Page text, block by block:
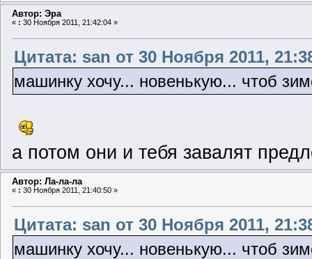
Автор: Эра
« : 30 Ноября 2011, 21:42:04 »
Цитата: san от 30 Ноября 2011,
машинку хочу... новенькую... чтоб
а потом они и тебя завалят
Автор: Ла-ла-ла
« : 30 Ноября 2011, 21:40:50 »
Цитата: san от 30 Ноября 2011,
машинку хочу... новенькую... чтоб